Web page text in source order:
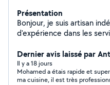
Présentation
Bonjour, je suis artisan
d'expérience dans les
qualité sur Paris et en Île-de-France.
Montage de meubles
Fixation de TV au mur *
Dernier avis laissé par
Il y a 18 jours
Mohamed a étais rapide et
ma cuisine, il est très